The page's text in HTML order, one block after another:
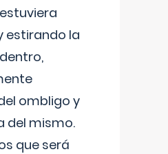
estirando la
ombligo y
del mismo.
que será